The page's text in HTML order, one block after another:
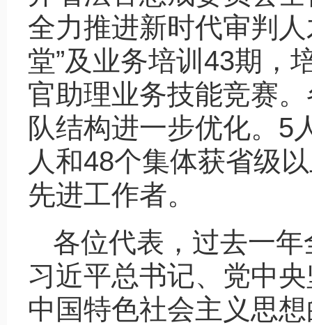
全力推进新时代审判
堂”及业务培训43期，
官助理业务技能竞赛
队结构进一步优化。5
人和48个集体获省级
先进工作者。
各位代表，过去一
习近平总书记、党中
中国特色社会主义思